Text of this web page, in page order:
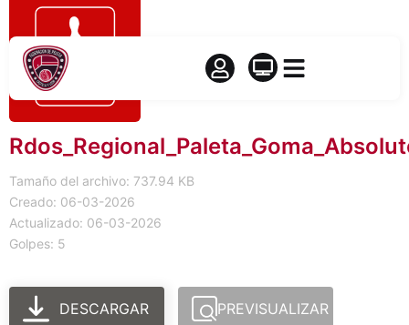
Tamaño del archivo: 737.94 KB
Creado: 06-03-2026
Actualizado: 06-03-2026
Golpes: 5
DESCARGAR PREVISUALIZAR